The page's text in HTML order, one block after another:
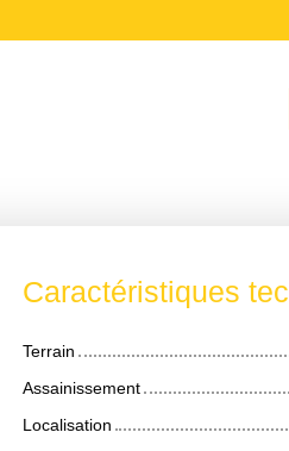
Caractéristiques
Terrain
Assainissement
Localisation